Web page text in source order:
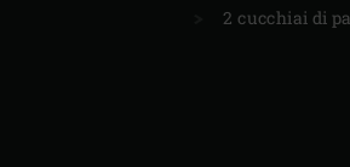
2 cucchiai di